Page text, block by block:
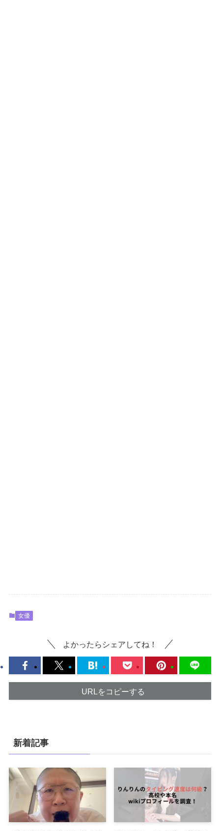
女優
よかったらシェアしてね！
URLをコピーする
新着記事